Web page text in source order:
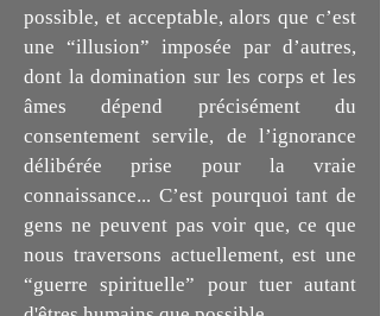
possible, et acceptable, alors que c’est
une “illusion” imposée par d’autres,
dont la domination sur les corps et les
âmes dépend précisément du
consentement servile, de l’ignorance
délibérée prise pour la vraie
connaissance... C’est pourquoi tant de
gens ne peuvent pas voir que, ce que
nous traversons actuellement, est une
“guerre spirituelle” pour tuer autant